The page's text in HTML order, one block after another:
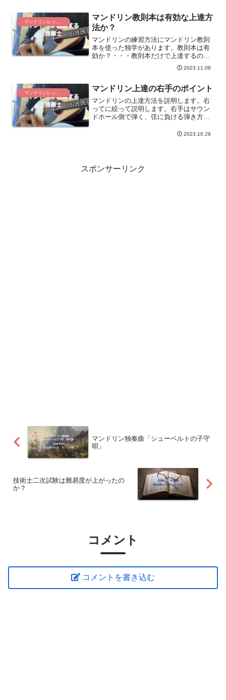
マンドリン教則本は有効な上達方
法か？
マンドリンの練習方法にマンドリン教則
本を使った独学があります。教則本は有
効か？・・・教則本だけで上達するのは
難しいです。本を読むよりも動画を見た
り、レッスンを受けた方法が上達しま
2023.11.08
マンドリン上達の右手のポイント
マンドリンの上達方法を説明します。右
ってに絞って説明します。右手はサウン
ドホール側で弾く、弦に負ける弾き方、
きと並行弾きの良いところを活かして弾
2023.10.29
スポンサーリンク
マンドリン独奏曲「シューベルトの子守
唄」
技術士二次試験は難易度が上がったの
か？
コメント
コメントを書き込む